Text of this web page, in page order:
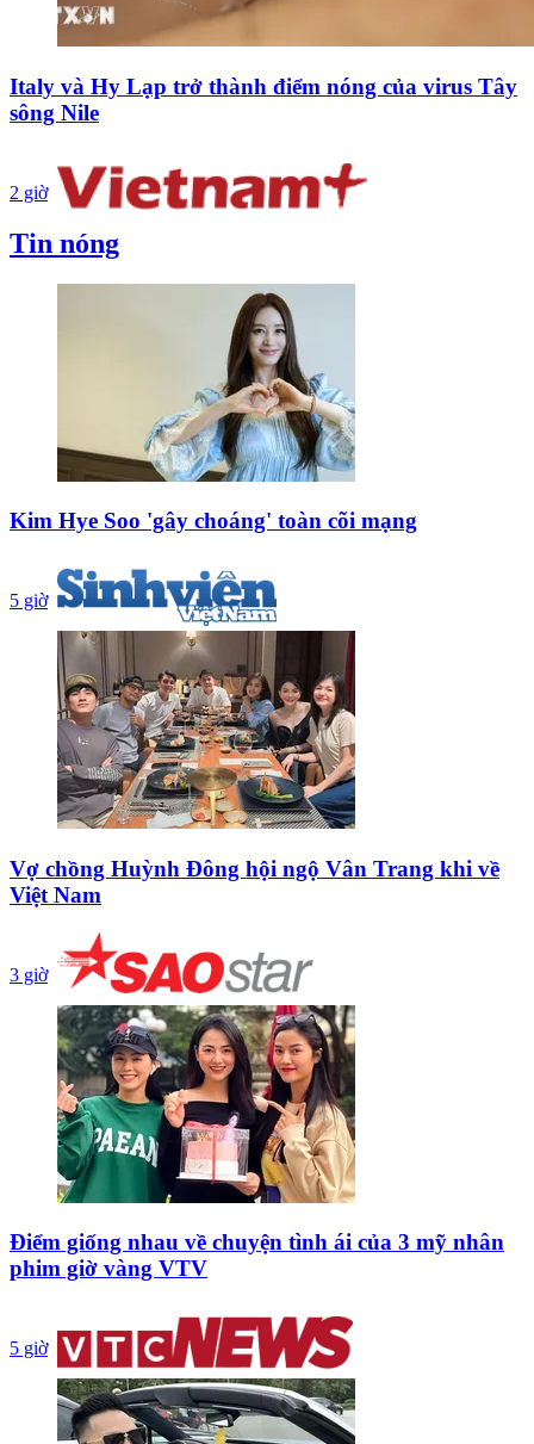
Italy và Hy Lạp trở thành điểm nóng của virus Tây
sông Nile
2 giờ
Tin nóng
Kim Hye Soo 'gây choáng' toàn cõi mạng
5 giờ
Vợ chồng Huỳnh Đông hội ngộ Vân Trang khi về
Việt Nam
3 giờ
Điểm giống nhau về chuyện tình ái của 3 mỹ nhân
phim giờ vàng VTV
5 giờ